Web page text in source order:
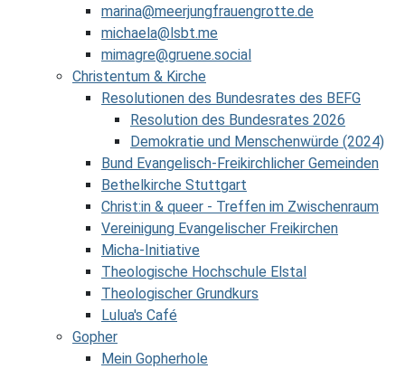
marina@meerjungfrauengrotte.de
michaela@lsbt.me
mimagre@gruene.social
Christentum & Kirche
Resolutionen des Bundesrates des BEFG
Resolution des Bundesrates 2026
Demokratie und Menschenwürde (2024)
Bund Evangelisch-Freikirchlicher Gemeinden
Bethelkirche Stuttgart
Christ:in & queer - Treffen im Zwischenraum
Vereinigung Evangelischer Freikirchen
Micha-Initiative
Theologische Hochschule Elstal
Theologischer Grundkurs
Lulua's Café
Gopher
Mein Gopherhole